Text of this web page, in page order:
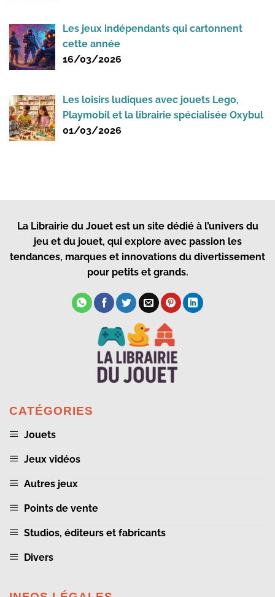
Les jeux indépendants qui cartonnent
cette année
16/03/2026
Les loisirs ludiques avec jouets Lego,
Playmobil et la librairie spécialisée Oxybul
01/03/2026
La Librairie du Jouetest un site dédié à l’univers du
jeu et du jouet, qui explore avec passion les
tendances, marques et innovations du divertissement
pour petits et grands.
CATÉGORIES
Jouets
Jeux vidéos
Autres jeux
Points de vente
Studios, éditeurs et fabricants
Divers